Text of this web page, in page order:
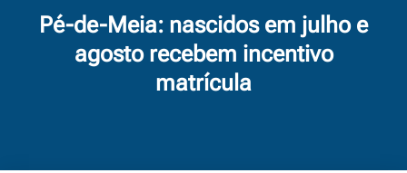
Pé-de-Meia: nascidos em julho e
agosto recebem incentivo
matrícula